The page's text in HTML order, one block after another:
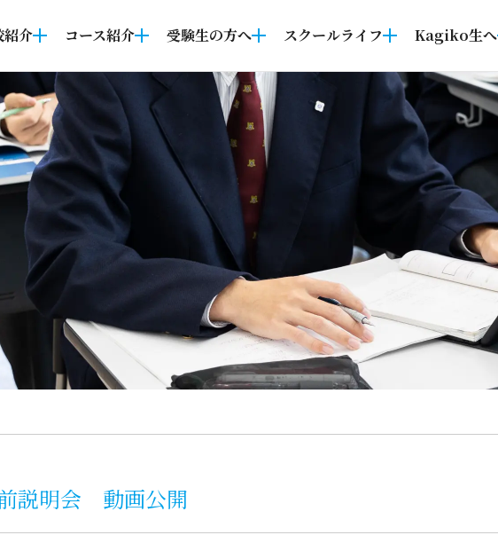
紹介 コース紹介 受験生の方へ スクールライフ Kagiko生へ
説明会 動画公開